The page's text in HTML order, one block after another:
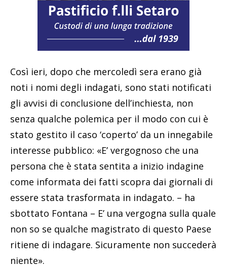
Così ieri, dopo che mercoledì sera erano già
noti i nomi degli indagati, sono stati notificati
gli avvisi di conclusione dell’inchiesta, non
senza qualche polemica per il modo con cui è
stato gestito il caso ‘coperto’ da un innegabile
interesse pubblico: «E’ vergognoso che una
persona che è stata sentita a inizio indagine
come informata dei fatti scopra dai giornali di
essere stata trasformata in indagato. – ha
sbottato Fontana – E’ una vergogna sulla quale
non so se qualche magistrato di questo Paese
ritiene di indagare. Sicuramente non succederà
niente».